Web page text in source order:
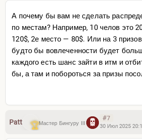
А почему бы вам не сделать
по местам? Например, 10 челов это
120$, 2е место — 80$. Или на 3
будто бы вовлеченности будет
каждого есть шанс зайти в итм и
бы, а там и побороться за призы
Patt Мастер Бингуру III
#7
30 Июл 2025